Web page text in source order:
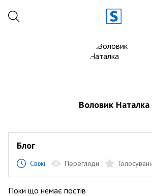
Воловик Наталка
Блог
Свіжі Перегляди
Поки що немає постів